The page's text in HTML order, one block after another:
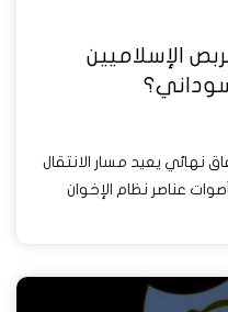
الإسلاميين
لاتفاق نهائي يعيد مسار الانتقال
عناصر نظام الإخوان